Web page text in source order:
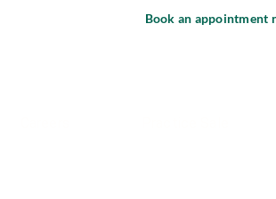
Book an appointment